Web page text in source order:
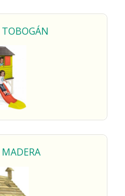
TOBOGÁN
MADERA